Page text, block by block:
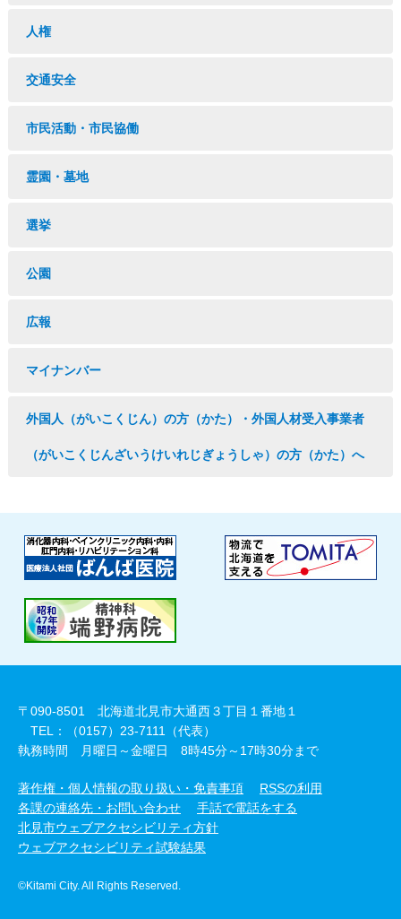
人権
交通安全
市民活動・市民協働
霊園・墓地
選挙
公園
広報
マイナンバー
外国人（がいこくじん）の方（かた）・外国人材受入事業者
（がいこくじんざいうけいれじぎょうしゃ）の方（かた）へ
〒090-8501 北海道北見市大通西３丁目１番地１
TEL：（0157）23-7111（代表）
執務時間 月曜日～金曜日 8時45分～17時30分まで
著作権・個人情報の取り扱い・免責事項
RSSの利用
各課の連絡先・お問い合わせ
手話で電話をする
北見市ウェブアクセシビリティ方針
ウェブアクセシビリティ試験結果
©Kitami City. All Rights Reserved.